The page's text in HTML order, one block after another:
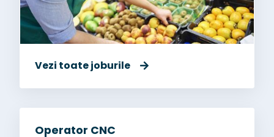
Vezi toate joburile
Operator CNC